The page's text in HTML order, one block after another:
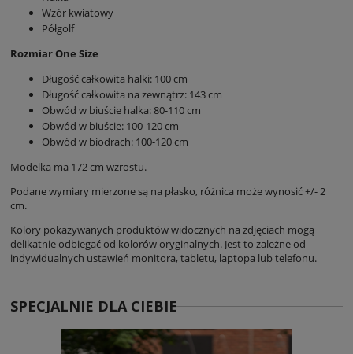
Wzór kwiatowy
Półgolf
Rozmiar One Size
Długość całkowita halki: 100 cm
Długość całkowita na zewnątrz: 143 cm
Obwód w biuście halka: 80-110 cm
Obwód w biuście: 100-120 cm
Obwód w biodrach: 100-120 cm
Modelka ma 172 cm wzrostu.
Podane wymiary mierzone są na płasko, różnica może wynosić +/- 2
cm.
Kolory pokazywanych produktów widocznych na zdjęciach mogą
delikatnie odbiegać od kolorów oryginalnych. Jest to zależne od
indywidualnych ustawień monitora, tabletu, laptopa lub telefonu.